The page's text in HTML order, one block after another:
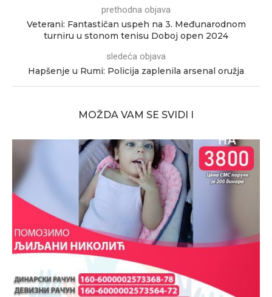
prethodna objava
Veterani: Fantastičan uspeh na 3. Međunarodnom
turniru u stonom tenisu Doboj open 2024
sledeća objava
Hapšenje u Rumi: Policija zaplenila arsenal oružja
MOŽDA VAM SE SVIDI I